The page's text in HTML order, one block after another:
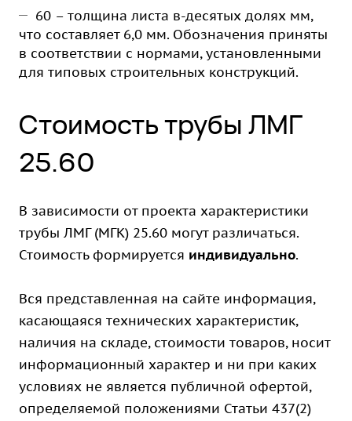
60 – толщина листа в-десятых долях мм,
что составляет 6,0 мм. Обозначения приняты
в соответствии с нормами, установленными
для типовых строительных конструкций.
Стоимость трубы ЛМГ
25.60
В зависимости от проекта характеристики
трубы ЛМГ (МГК) 25.60 могут различаться.
Стоимость формируется индивидуально.
Вся представленная на сайте информация,
касающаяся технических характеристик,
наличия на складе, стоимости товаров, носит
информационный характер и ни при каких
условиях не является публичной офертой,
определяемой положениями Статьи 437(2)